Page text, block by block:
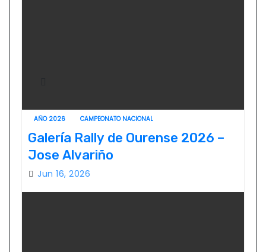
AÑO 2026 CAMPEONATO NACIONAL
Galería Rally de Ourense 2026 –
Jose Alvariño
Jun 16, 2026